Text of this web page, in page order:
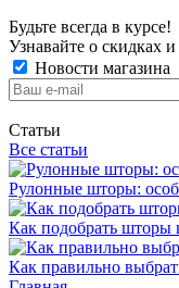
Будьте всегда в курсе!
Узнавайте о скидках
Новости магазина
Статьи
Все статьи
Рулонные шторы:
Как подобрать шторы
Как правильно